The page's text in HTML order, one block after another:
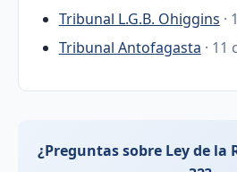
Tribunal L.G.B. Ohiggins ·
Tribunal Antofagasta · 11
¿Preguntas sobre Ley de la